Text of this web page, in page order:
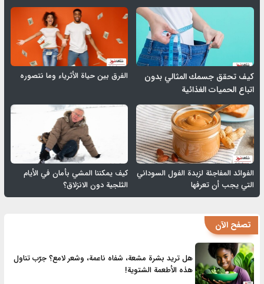
كيف تحقق جسمك المثالي بدون
اتباع الحميات الغذائية
الفرق بين حياة الأثرياء وما نتصوره
الفوائد المفاجئة لزبدة الفول السوداني
التي يجب أن تعرفها
كيف يمكننا المشي بأمان في الأيام
الثلجية دون الانزلاق؟
تصفح الآن
هل تريد بشرة مشعة، شفاه ناعمة، وشعر لامع؟ جرّب تناول
هذه الأطعمة الشتوية!